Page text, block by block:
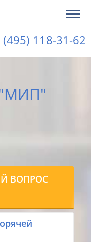
(495) 118-31-62
"МИП"
ВОПРОС